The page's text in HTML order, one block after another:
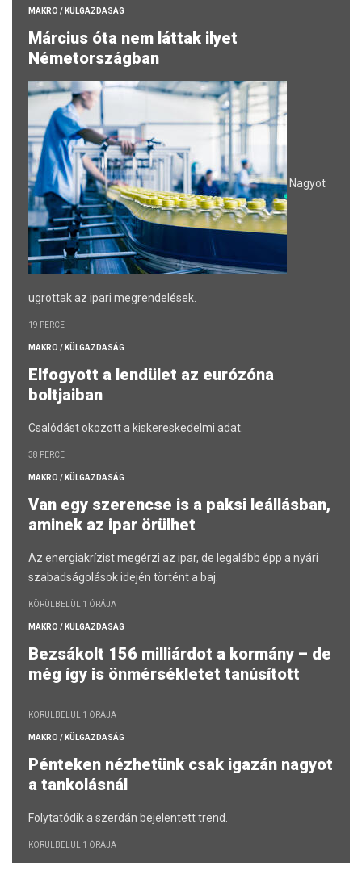
MAKRO / KÜLGAZDASÁG
Március óta nem láttak ilyet
Németországban
Nagyot
ugrottak az ipari megrendelések.
19 PERCE
MAKRO / KÜLGAZDASÁG
Elfogyott a lendület az eurózóna
boltjaiban
Csalódást okozott a kiskereskedelmi adat.
38 PERCE
MAKRO / KÜLGAZDASÁG
Van egy szerencse is a paksi leállásban,
aminek az ipar örülhet
Az energiakrízist megérzi az ipar, de legalább épp a nyári
szabadságolások idején történt a baj.
KÖRÜLBELÜL 1 ÓRÁJA
MAKRO / KÜLGAZDASÁG
Bezsákolt 156 milliárdot a kormány – de
még így is önmérsékletet tanúsított
KÖRÜLBELÜL 1 ÓRÁJA
MAKRO / KÜLGAZDASÁG
Pénteken nézhetünk csak igazán nagyot
a tankolásnál
Folytatódik a szerdán bejelentett trend.
KÖRÜLBELÜL 1 ÓRÁJA